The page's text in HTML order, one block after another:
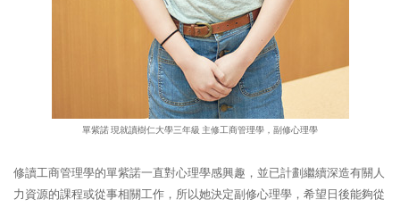
單紫諾 現就讀樹仁大學三年級 主修工商管理學，副修心理學
修讀工商管理學的單紫諾一直對心理學感興趣，並已計劃繼續深造有關人
力資源的課程或從事相關工作，所以她決定副修心理學，希望日後能夠從